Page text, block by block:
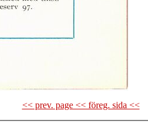
<< prev. page << föreg. sida <<